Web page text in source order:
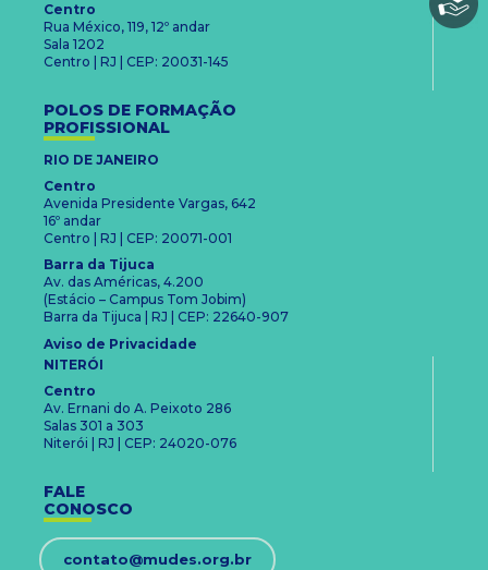
Centro
Rua México, 119, 12º andar
Sala 1202
Centro | RJ | CEP: 20031-145
POLOS DE FORMAÇÃO
PROFISSIONAL
RIO DE JANEIRO
Centro
Avenida Presidente Vargas, 642
16º andar
Centro | RJ | CEP: 20071-001
Barra da Tijuca
Av. das Américas, 4.200
(Estácio – Campus Tom Jobim)
Barra da Tijuca | RJ | CEP: 22640-907
Aviso de Privacidade
NITERÓI
Centro
Av. Ernani do A. Peixoto 286
Salas 301 a 303
Niterói | RJ | CEP: 24020-076
FALE
CONOSCO
contato@mudes.org.br